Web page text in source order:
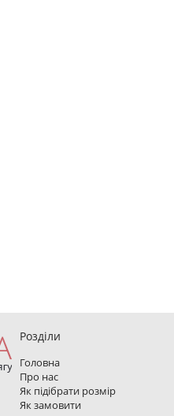
Розділи
Головна
Про нас
Як підібрати розмір
Як замовити